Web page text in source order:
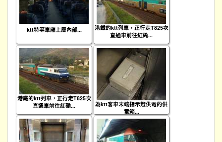
ktt特等車廂上層內部...
港鐵的ktt列車，正行走T825次
直通車前往紅磡...
港鐵的ktt列車，正行走T825次
直通車前往紅磡...
為ktt客車末端指示燈供電的供
電箱...